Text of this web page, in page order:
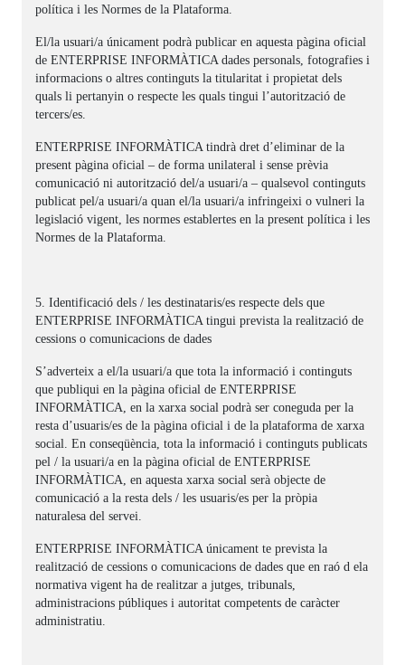
política i les Normes de la Plataforma.
El/la usuari/a únicament podrà publicar en aquesta pàgina oficial
de ENTERPRISE INFORMÀTICA dades personals, fotografies i
informacions o altres continguts la titularitat i propietat dels
quals li pertanyin o respecte les quals tingui l’autorització de
tercers/es.
ENTERPRISE INFORMÀTICA tindrà dret d’eliminar de la
present pàgina oficial – de forma unilateral i sense prèvia
comunicació ni autorització del/a usuari/a – qualsevol continguts
publicat pel/a usuari/a quan el/la usuari/a infringeixi o vulneri la
legislació vigent, les normes establertes en la present política i les
Normes de la Plataforma.
5. Identificació dels / les destinataris/es respecte dels que
ENTERPRISE INFORMÀTICA tingui prevista la realització de
cessions o comunicacions de dades
S’adverteix a el/la usuari/a que tota la informació i continguts
que publiqui en la pàgina oficial de ENTERPRISE
INFORMÀTICA, en la xarxa social podrà ser coneguda per la
resta d’usuaris/es de la pàgina oficial i de la plataforma de xarxa
social. En conseqüència, tota la informació i continguts publicats
pel / la usuari/a en la pàgina oficial de ENTERPRISE
INFORMÀTICA, en aquesta xarxa social serà objecte de
comunicació a la resta dels / les usuaris/es per la pròpia
naturalesa del servei.
ENTERPRISE INFORMÀTICA únicament te prevista la
realització de cessions o comunicacions de dades que en raó d ela
normativa vigent ha de realitzar a jutges, tribunals,
administracions públiques i autoritat competents de caràcter
administratiu.